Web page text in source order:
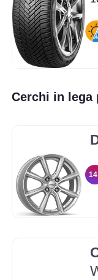
Cerchi in lega